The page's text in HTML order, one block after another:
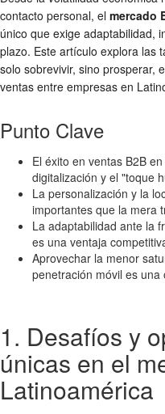
contacto personal, el mercado
único que exige adaptabilidad,
plazo. Este artículo explora las
solo sobrevivir, sino prosperar,
ventas entre empresas en
Punto Clave
El éxito en ventas B2B
digitalización y el "toque
La personalización y la
importantes que la mera
La adaptabilidad ante la
es una ventaja
Aprovechar la menor
penetración móvil es
1. Desafíos y
únicas en el
Latinoamérica